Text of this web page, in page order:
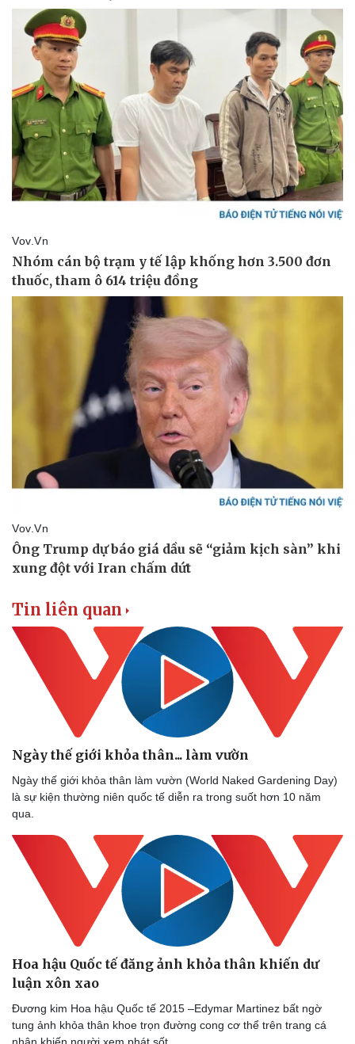
Doanh nghiệp
Thông tin doanh nghiệp
Doanh nghiệp 24h
Doanh nhân
Vì cộng đồng
Công nghệ
Sành điệu
Tin Công nghệ
Trải nghiệm
Chuyển đổi số
Tin liên quan
Ngày thế giới khỏa thân... làm vườn
Ngày thế giới khỏa thân làm vườn (World Naked Gardening Day)
là sự kiện thường niên quốc tế diễn ra trong suốt hơn 10 năm
qua.
Hoa hậu Quốc tế đăng ảnh khỏa thân khiến dư
luận xôn xao
Đương kim Hoa hậu Quốc tế 2015 –Edymar Martinez bất ngờ
tung ảnh khỏa thân khoe trọn đường cong cơ thể trên trang cá